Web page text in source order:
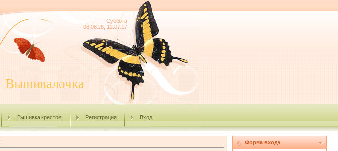
Суббота
08.08.26, 12:07:17
Вышивалочка
Вышивка крестом Регистрация Вход
Форма входа